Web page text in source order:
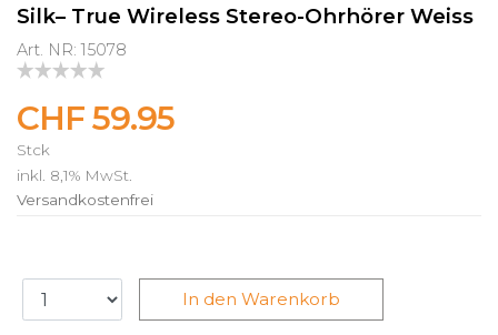
Silk– True Wireless Stereo-Ohrhörer Weiss
Art. NR: 15078
CHF 59.95
Stck
inkl. 8,1% MwSt.
Versandkostenfrei
In den Warenkorb